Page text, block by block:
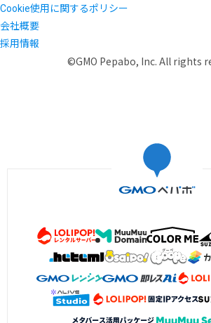
Cookie使用に関するポリシー
会社概要
採用情報
©GMO Pepabo, Inc. All rights